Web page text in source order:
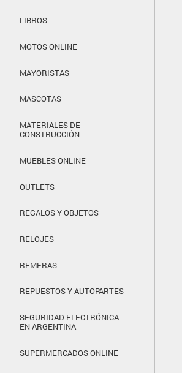
LIBROS
MOTOS ONLINE
MAYORISTAS
MASCOTAS
MATERIALES DE
CONSTRUCCIÓN
MUEBLES ONLINE
OUTLETS
REGALOS Y OBJETOS
RELOJES
REMERAS
REPUESTOS Y AUTOPARTES
SEGURIDAD ELECTRÓNICA
EN ARGENTINA
SUPERMERCADOS ONLINE